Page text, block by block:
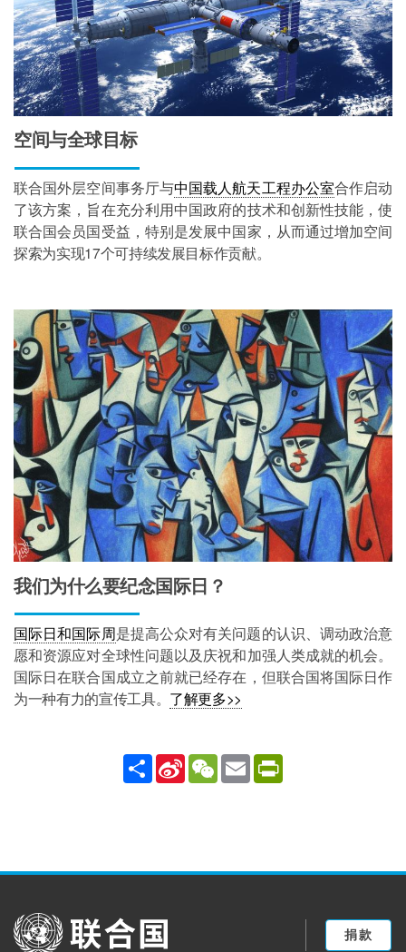
空间与全球目标
联合国外层空间事务厅与中国载人航天工程办公室合作启动
了该方案，旨在充分利用中国政府的技术和创新性技能，使
联合国会员国受益，特别是发展中国家，从而通过增加空间
探索为实现17个可持续发展目标作贡献。
我们为什么要纪念国际日？
国际日和国际周是提高公众对有关问题的认识、调动政治意
愿和资源应对全球性问题以及庆祝和加强人类成就的机会。
国际日在联合国成立之前就已经存在，但联合国将国际日作
为一种有力的宣传工具。 了解更多>>
Share Sina
Weibo
WeChatEmail
United Nations
捐款